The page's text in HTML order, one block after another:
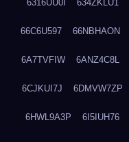
6316UU0I 634ZKLU1
66C6U597 66NBHAON
6A7TVFIW 6ANZ4C8L
6CJKUI7J 6DMVW7ZP
6HWL9A3P 6I5IUH76